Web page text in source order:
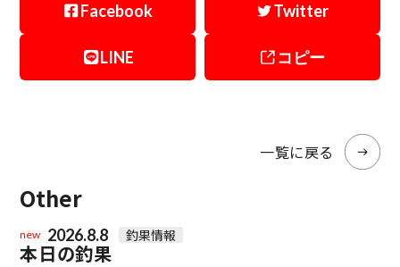
Facebook Twitter
LINE コピー
一覧に戻る
Other
new 2026.8.8 釣果情報
本日の釣果